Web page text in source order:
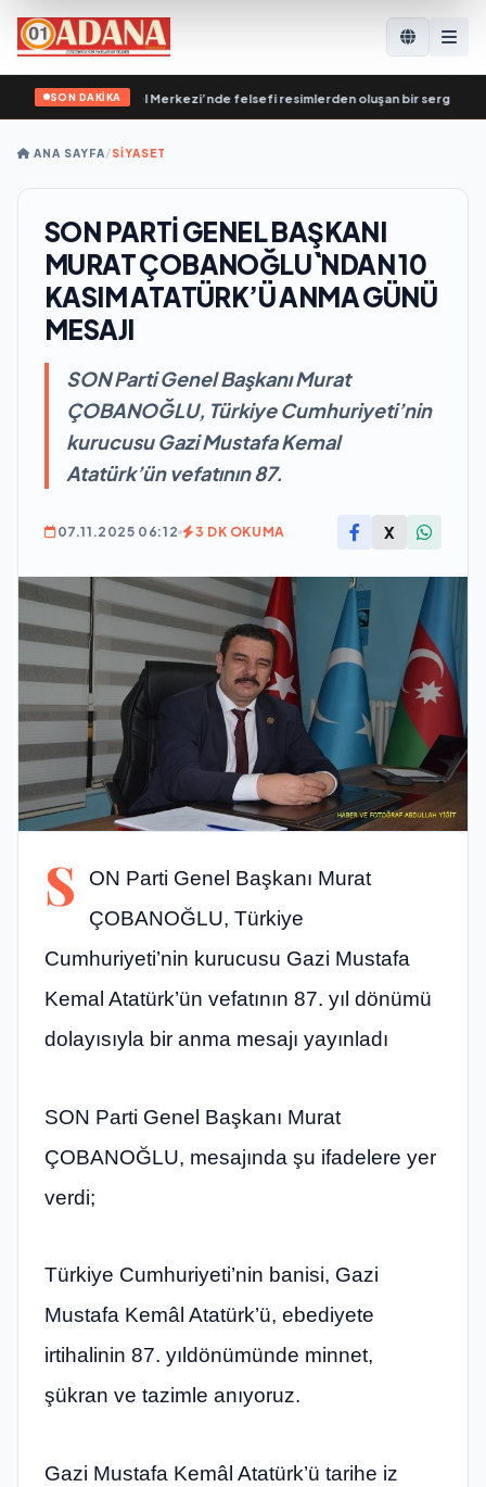
SON DAKİKA
Genel Merkezi’nde felsefi resimlerden oluşan bir sergi açıldı
ANA SAYFA/SİYASET
SON PARTİ GENEL BAŞKANI
MURAT ÇOBANOĞLU`NDAN 10
KASIM ATATÜRK’Ü ANMA GÜNÜ
MESAJI
SON Parti Genel Başkanı Murat
ÇOBANOĞLU, Türkiye Cumhuriyeti’nin
kurucusu Gazi Mustafa Kemal
Atatürk’ün vefatının 87.
07.11.2025 06:12 3 DK OKUMA X
S
ON Parti Genel Başkanı Murat
ÇOBANOĞLU, Türkiye
Cumhuriyeti’nin kurucusu Gazi Mustafa
Kemal Atatürk’ün vefatının 87. yıl dönümü
dolayısıyla bir anma mesajı yayınladı
SON Parti Genel Başkanı Murat
ÇOBANOĞLU, mesajında şu ifadelere yer
verdi;
Türkiye Cumhuriyeti’nin banisi, Gazi
Mustafa Kemâl Atatürk’ü, ebediyete
irtihalinin 87. yıldönümünde minnet,
şükran ve tazimle anıyoruz.
Gazi Mustafa Kemâl Atatürk’ü tarihe iz